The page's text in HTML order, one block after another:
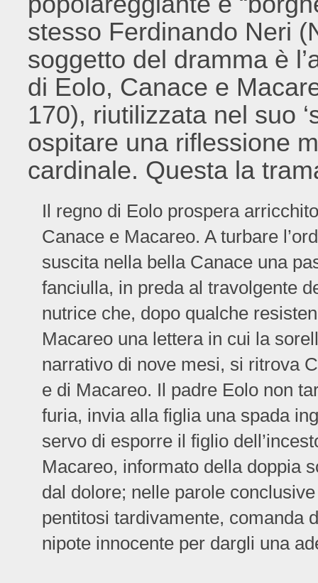
stesso Ferdinando Neri
soggetto del dramma è
di Eolo, Canace e
170), riutilizzata nel suo
ospitare una riflessione
cardinale. Questa la
Il regno di Eolo prospera
Canace e Macareo. A turbare
suscita nella bella Canace una
fanciulla, in preda al travolgente
nutrice che, dopo qualche
Macareo una lettera in cui la
narrativo di nove mesi, si ritrova
e di Macareo. Il padre Eolo non
furia, invia alla figlia una spada
servo di esporre il figlio
Macareo, informato della doppia
dal dolore; nelle parole
pentitosi tardivamente, comanda
nipote innocente per dargli una